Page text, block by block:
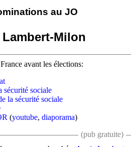
au JO
Milon
avant les élections:
sécurité sociale
la sécurité sociale
(youtube, diaporama)
(pub gratuite)